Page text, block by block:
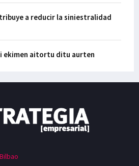
a reducir la siniestralidad
ekimen aitortu ditu aurten